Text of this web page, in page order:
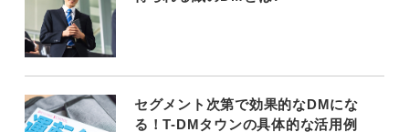
セグメント次第で効果的なDMにな
る！T-DMタウンの具体的な活用例